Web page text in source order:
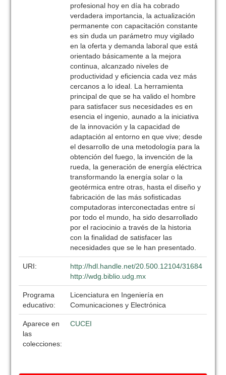
profesional hoy en día ha cobrado
verdadera importancia, la actualización
permanente con capacitación constante
es sin duda un parámetro muy vigilado
en la oferta y demanda laboral que está
orientado básicamente a la mejora
continua, alcanzado niveles de
productividad y eficiencia cada vez más
cercanos a lo ideal. La herramienta
principal de que se ha valido el hombre
para satisfacer sus necesidades es en
esencia el ingenio, aunado a la iniciativa
de la innovación y la capacidad de
adaptación al entorno en que vive; desde
el desarrollo de una metodología para la
obtención del fuego, la invención de la
rueda, la generación de energía eléctrica
transformando la energía solar o la
geotérmica entre otras, hasta el diseño y
fabricación de las más sofisticadas
computadoras interconectadas entre sí
por todo el mundo, ha sido desarrollado
por el raciocinio a través de la historia
con la finalidad de satisfacer las
necesidades que se le han presentado.
URI:
http://hdl.handle.net/20.500.12104/31684
http://wdg.biblio.udg.mx
Programa
educativo:
Licenciatura en Ingeniería en
Comunicaciones y Electrónica
Aparece en
las
colecciones:
CUCEI